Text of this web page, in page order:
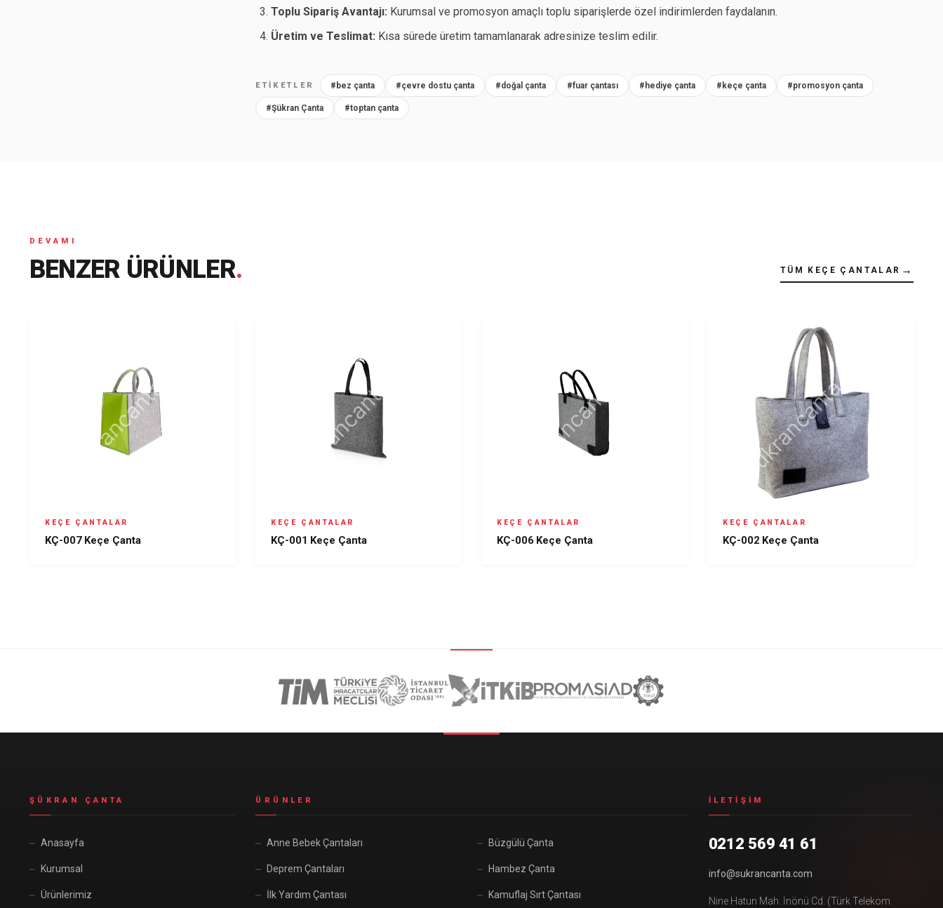
Toplu Sipariş Avantajı: Kurumsal ve promosyon amaçlı toplu siparişlerde özel indirimlerden faydalanın.
Üretim ve Teslimat: Kısa sürede üretim tamamlanarak adresinize teslim edilir.
ETIKETLER #bez çanta #çevre dostu çanta #doğal çanta #fuar çantası #hediye çanta #keçe çanta #promosyon çanta
#Şükran Çanta #toptan çanta
DEVAMI
BENZER ÜRÜNLER. TÜM KEÇE ÇANTALAR →
KEÇE ÇANTALAR
KÇ-007 Keçe Çanta
KEÇE ÇANTALAR
KÇ-001 Keçe Çanta
KEÇE ÇANTALAR
KÇ-006 Keçe Çanta
KEÇE ÇANTALAR
KÇ-002 Keçe Çanta
ŞÜKRAN ÇANTA
Anasayfa
Kurumsal
Ürünlerimiz
ÜRÜNLER
Anne Bebek Çantaları Büzgülü Çanta
Deprem Çantaları Hambez Çanta
İlk Yardım Çantası Kamuflaj Sırt Çantası
İLETIŞIM
0212 569 41 61
info@sukrancanta.com
Nine Hatun Mah. İnönü Cd. (Türk Telekom